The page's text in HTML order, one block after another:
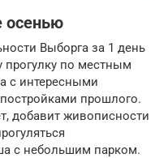
осенью
Выборга за 1 день
прогулку по местным
с интересными
прошлого.
добавит живописности
с небольшим парком.